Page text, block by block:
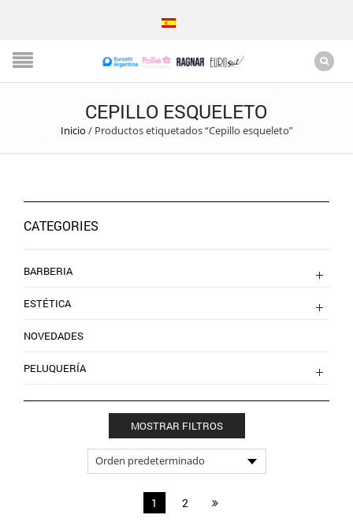
CEPILLO ESQUELETO
Inicio/ Productos etiquetados “Cepillo esqueleto”
MOSTRAR FILTROS
1 2
CATEGORIES
BARBERIA
ESTÉTICA
NOVEDADES
PELUQUERÍA